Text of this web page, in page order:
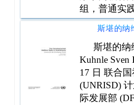
组，普通实
Heidelberg,
斯堪的纳
Kuhnle
17 日 联合
(UNRISD)
际发展部